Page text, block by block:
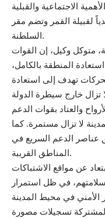
الاجتماعية والقبلية
لقبيلة القمر وتضم مقر
السلطنة.
متوكل وكيل، إن القوات
المنطقة بالكامل،
تهدف إلى استعادة
والعتاد بقوات الدعم
لا تزال مستمرة. كما
عناصر الدعم السريع في
المناطق القريبة.
عن مواقع الاشتباكات
في ظل استمرار
تسجيلات مصورة